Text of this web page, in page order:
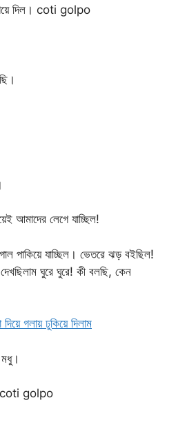
দিল। coti golpo
আমাদের লেগে যাচ্ছিল!
পাকিয়ে যাচ্ছিল। ভেতরে ঝড় বইছিল!
ঘুরে ঘুরে! কী বলছি, কেন
গলায় ঢুকিয়ে দিলাম
coti golpo